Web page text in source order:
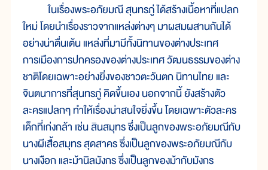
ในเรื่องพระอภัยมณี สุนทรภู่ ได้สร้างเนื้อหาที่แปลก
ใหม่ โดยนำเรื่องราวจากแหล่งต่างๆ มาผสมผสานกันได้
อย่างน่าตื่นเต้น แหล่งที่มามีทั้งนิทานของต่างประเทศ
การเมืองการปกครองของต่างประเทศ วัฒนธรรมของต่าง
ชาติโดยเฉพาะอย่างยิ่งของชาวตะวันตก นิทานไทย และ
จินตนาการที่สุนทรภู่ คิดขึ้นเอง นอกจากนี้ ยังสร้างตัว
ละครแปลกๆ ทำให้เรื่องน่าสนใจยิ่งขึ้น โดยเฉพาะตัวละคร
เด็กที่เก่งกล้า เช่น สินสมุทร ซึ่งเป็นลูกของพระอภัยมณีกับ
นางผีเสื้อสมุทร สุดสาคร ซึ่งเป็นลูกของพระอภัยมณีกับ
นางเงือก และม้านิลมังกร ซึ่งเป็นลูกของม้ากับมังกร